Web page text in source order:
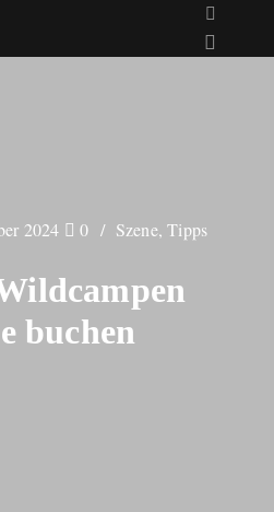
2024 0 Szene,Tipps
buchen